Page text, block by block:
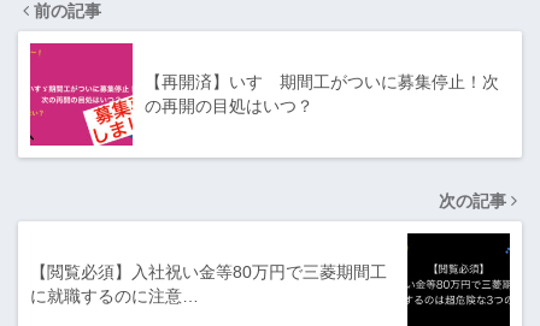
前の記事
【再開済】いすゞ期間工がついに募集停止！次
の再開の目処はいつ？
次の記事
【閲覧必須】入社祝い金等80万円で三菱期間工
に就職するのに注意…